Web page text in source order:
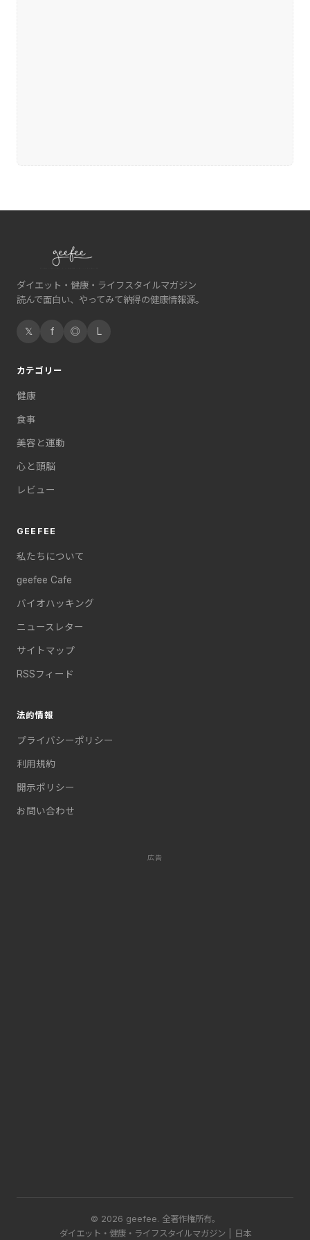
ダイエット・健康・ライフスタイルマガジン
読んで面白い、やってみて納得の健康情報源。
𝕏 f ◎ L
カテゴリー
健康
食事
美容と運動
心と頭脳
レビュー
GEEFEE
私たちについて
geefee Cafe
バイオハッキング
ニュースレター
サイトマップ
RSSフィード
法的情報
プライバシーポリシー
利用規約
開示ポリシー
お問い合わせ
広告
© 2026 geefee. 全著作権所有。
ダイエット・健康・ライフスタイルマガジン | 日本